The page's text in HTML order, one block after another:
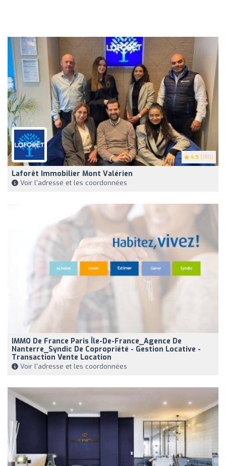
4.9 (190)
Laforêt Immobilier Mont Valérien
Voir l'adresse et les coordonnées
IMMO De France Paris Île-De-France_Agence De
Nanterre_Syndic De Copropriété - Gestion Locative -
Transaction Vente Location
Voir l'adresse et les coordonnées